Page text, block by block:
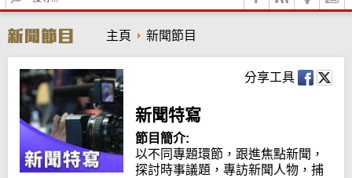
e
r
c
h
主頁 新聞節目
分享工具
新聞特寫
節目簡介:
以不同專題環節，跟進焦點新聞，
探討時事議題，專訪新聞人物，捕